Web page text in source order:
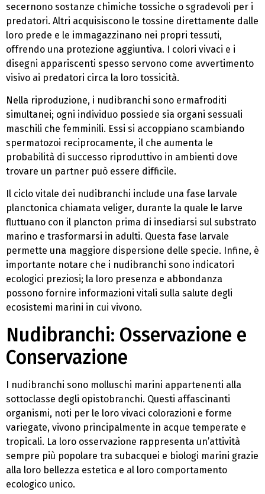
secernono sostanze chimiche tossiche o sgradevoli per i
predatori. Altri acquisiscono le tossine direttamente dalle
loro prede e le immagazzinano nei propri tessuti,
offrendo una protezione aggiuntiva. I colori vivaci e i
disegni appariscenti spesso servono come avvertimento
visivo ai predatori circa la loro tossicità.
Nella riproduzione, i nudibranchi sono ermafroditi
simultanei; ogni individuo possiede sia organi sessuali
maschili che femminili. Essi si accoppiano scambiando
spermatozoi reciprocamente, il che aumenta le
probabilità di successo riproduttivo in ambienti dove
trovare un partner può essere difficile.
Il ciclo vitale dei nudibranchi include una fase larvale
planctonica chiamata veliger, durante la quale le larve
fluttuano con il plancton prima di insediarsi sul substrato
marino e trasformarsi in adulti. Questa fase larvale
permette una maggiore dispersione delle specie. Infine, è
importante notare che i nudibranchi sono indicatori
ecologici preziosi; la loro presenza e abbondanza
possono fornire informazioni vitali sulla salute degli
ecosistemi marini in cui vivono.
Nudibranchi: Osservazione e
Conservazione
I nudibranchi sono molluschi marini appartenenti alla
sottoclasse degli opistobranchi. Questi affascinanti
organismi, noti per le loro vivaci colorazioni e forme
variegate, vivono principalmente in acque temperate e
tropicali. La loro osservazione rappresenta un’attività
sempre più popolare tra subacquei e biologi marini grazie
alla loro bellezza estetica e al loro comportamento
ecologico unico.